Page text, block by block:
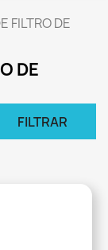
FILTRO DE
DE
FILTRAR